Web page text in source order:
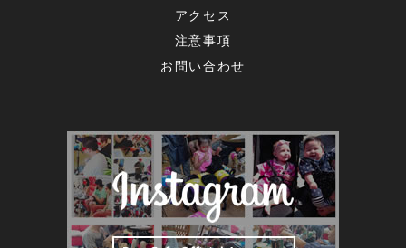
アクセス
注意事項
お問い合わせ